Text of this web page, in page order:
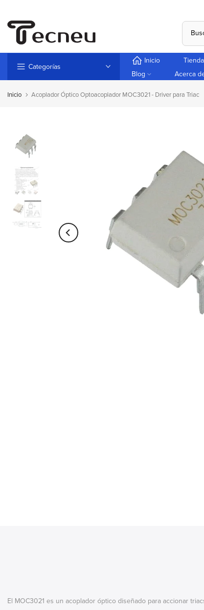
al
contenido
Categorías
Inicio Tienda
Blog
Acerca
Inicio Acoplador Óptico Optoacoplador MOC3021 - Driver para Triac
El MOC3021 es un acoplador óptico diseñado para accionar